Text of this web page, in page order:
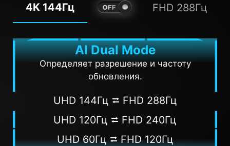
4K 144Гц FHD 288Гц
AI Dual Mode
Определяет разрешение и частоту
обновления.
UHD 144Гц ⮂ FHD 288Гц
UHD 120Гц ⮂ FHD 240Гц
UHD 60Гц ⮂ FHD 120Гц